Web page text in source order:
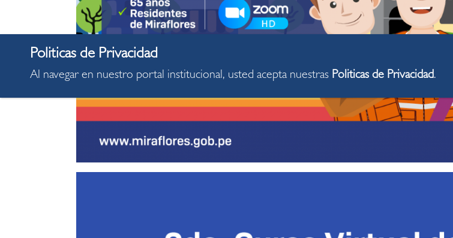
Al navegar en nuestro portal institucional, usted acepta nuestras Politicas de Privacidad.